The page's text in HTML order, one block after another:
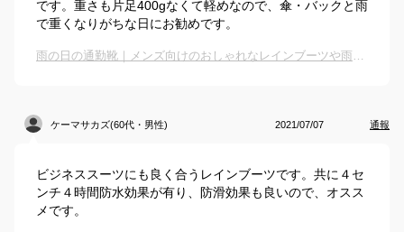
です。重さも片足400gなくて軽めなので、傘・バックと雨
で重くなりがちな日にお勧めです。
雨の日の通勤靴｜メンズ向けのおしゃれなレインブーツや雨用ビジネスシューズのおすすめは？
ケーマサカズ(60代・男性) 2021/07/07 通報
ビジネススーツにも良く合うレインブーツです。共に４セ
ンチ４時間防水効果が有り、防滑効果も良いので、オスス
メです。